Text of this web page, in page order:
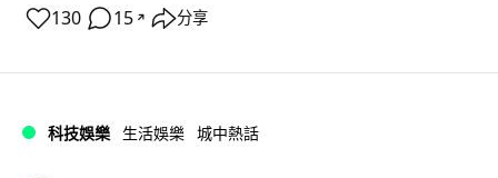
130 15 ↗ 分享
科技娛樂 生活娛樂 城中熱話